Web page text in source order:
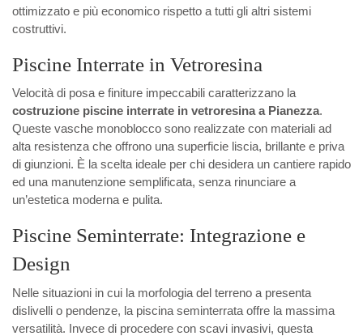
ottimizzato e più economico rispetto a tutti gli altri sistemi
costruttivi.
Piscine Interrate in Vetroresina
Velocità di posa e finiture impeccabili caratterizzano la
costruzione piscine interrate in vetroresina a Pianezza.
Queste vasche monoblocco sono realizzate con materiali ad
alta resistenza che offrono una superficie liscia, brillante e priva
di giunzioni. È la scelta ideale per chi desidera un cantiere rapido
ed una manutenzione semplificata, senza rinunciare a
un’estetica moderna e pulita.
Piscine Seminterrate: Integrazione e
Design
Nelle situazioni in cui la morfologia del terreno a presenta
dislivelli o pendenze, la piscina seminterrata offre la massima
versatilità. Invece di procedere con scavi invasivi, questa